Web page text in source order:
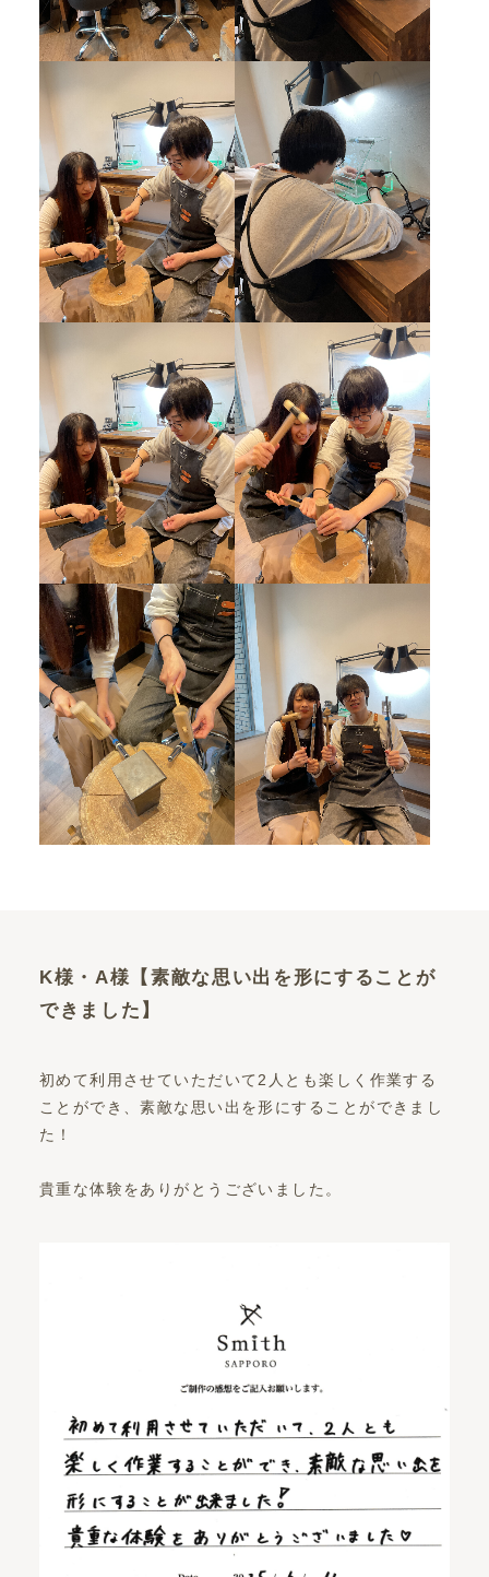
K様・A様【素敵な思い出を形にすることが
できました】
初めて利用させていただいて2人とも楽しく作業する
ことができ、素敵な思い出を形にすることができまし
た！
貴重な体験をありがとうございました。